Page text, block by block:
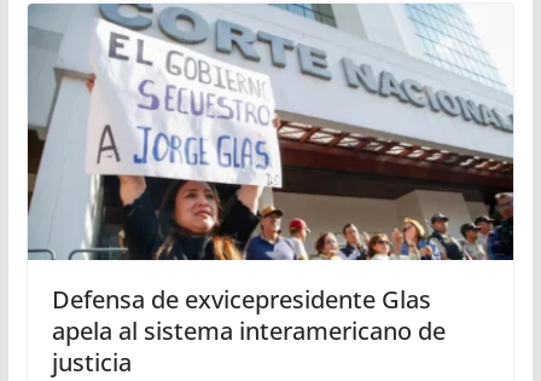
Defensa de exvicepresidente Glas
apela al sistema interamericano de
justicia